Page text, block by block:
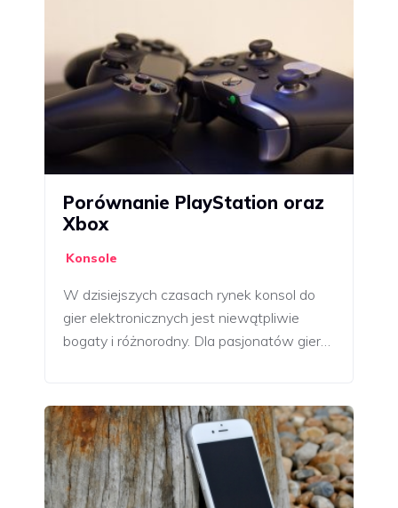
Porównanie PlayStation oraz
Xbox
Konsole
W dzisiejszych czasach rynek konsol do
gier elektronicznych jest niewątpliwie
bogaty i różnorodny. Dla pasjonatów gier…